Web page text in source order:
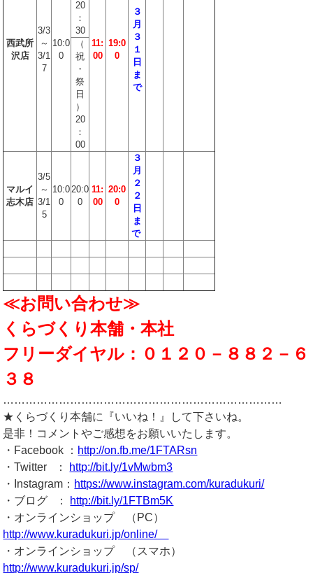
西武所
沢店
3/3
～
3/1
7
10:0
0
20
：
30
11:
00
19:0
0
３
月
３
１
日
ま
で
（
祝
・
祭
日
）
20
：
00
マルイ
志木店
3/5
～
3/1
5
10:0
0
20:0
0
11:
00
20:0
0
３
月
２
２
日
ま
で
≪お問い合わせ≫
くらづくり本舗・本社
フリーダイヤル：０１２０－８８２－６
３８
…………………………………………………………………
★くらづくり本舗に『いいね！』して下さいね。
是非！コメントやご感想をお願いいたします。
・Facebook ： http://on.fb.me/1FTARsn
・Twitter ： http://bit.ly/1vMwbm3
・Instagram： https://www.instagram.com/kuradukuri/
・ブログ ： http://bit.ly/1FTBm5K
・オンラインショップ （PC）
http://www.kuradukuri.jp/online/
・オンラインショップ （スマホ）
http://www.kuradukuri.jp/sp/